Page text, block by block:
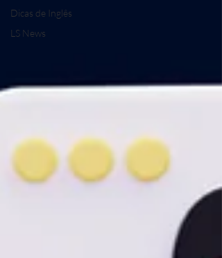
Dicas de Inglês
LS News